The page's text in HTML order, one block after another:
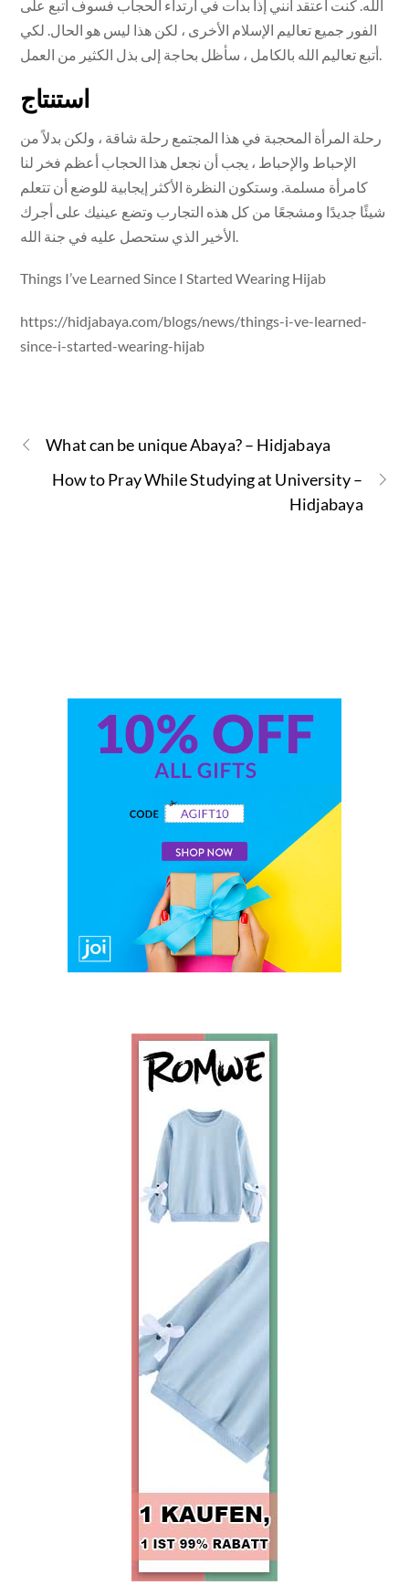
الله. كنت أعتقد أنني إذا بدأت في ارتداء الحجاب فسوف أتبع على
الفور جميع تعاليم الإسلام الأخرى ، لكن هذا ليس هو الحال. لكي
استنتاج
رحلة المرأة المحجبة في هذا المجتمع رحلة شاقة ، ولكن بدلاً من
الإحباط والإحباط ، يجب أن نجعل هذا الحجاب أعظم فخر لنا
كامرأة مسلمة. وستكون النظرة الأكثر إيجابية للوضع أن تتعلم
شيئًا جديدًا ومشجعًا من كل هذه التجارب وتضع عينيك على أجرك
الأخير الذي ستحصل عليه في جنة الله.
Things I’ve Learned Since I Started Wearing Hijab
https://hidjabaya.com/blogs/news/things-i-ve-learned-
since-i-started-wearing-hijab
What can be unique Abaya? – Hidjabaya
How to Pray While Studying at University –
Hidjabaya